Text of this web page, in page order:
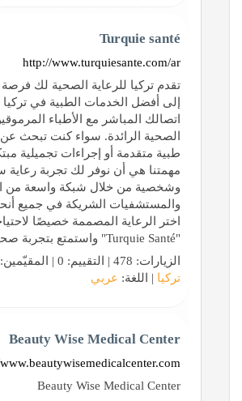
Turquie santé
http://www.turquiesante.com/ar
تقدم تركيا للرعاية الصحية لك
إلى أفضل الخدمات الطبية في
اتصالك المباشر مع الأطباء
الصحية الرائدة. سواء كنت تبحث
طبية متقدمة أو إجراءات تجميلية
مهمتنا هي أن نوفر لك تجربة رعاية
وشخصية من خلال شبكة واسعة من
والمستشفيات الشريكة في جميع
اختر الرعاية المصممة خصيصًا
"Turquie Santé" واستمتع بتجربة صحية متميزة.
الزيارات: 478 | التقييم: 0 | المقيّمين: 0 | الدولة:
تركيا | اللغة: عربي
Beauty Wise Medical Center
Beauty Wise Medical Center